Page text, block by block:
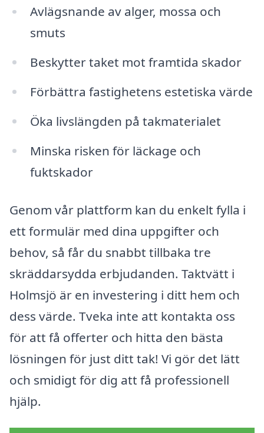
Avlägsnande av alger, mossa och
smuts
Beskytter taket mot framtida skador
Förbättra fastighetens estetiska värde
Öka livslängden på takmaterialet
Minska risken för läckage och
fuktskador
Genom vår plattform kan du enkelt fylla i
ett formulär med dina uppgifter och
behov, så får du snabbt tillbaka tre
skräddarsydda erbjudanden. Taktvätt i
Holmsjö är en investering i ditt hem och
dess värde. Tveka inte att kontakta oss
för att få offerter och hitta den bästa
lösningen för just ditt tak! Vi gör det lätt
och smidigt för dig att få professionell
hjälp.